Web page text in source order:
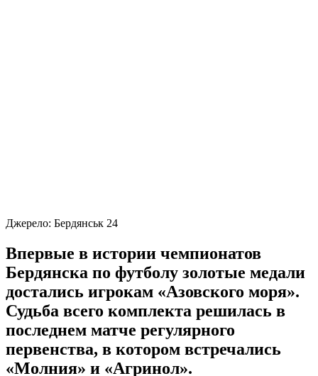
Джерело: Бердянськ 24
Впервые в истории чемпионатов
Бердянска по футболу золотые медали
достались игрокам «Азовского моря».
Судьба всего комплекта решилась в
последнем матче регулярного
первенства, в котором встречались
«Молния» и «Агринол».